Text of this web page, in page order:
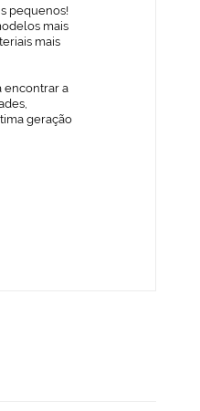
pequenos!
mais
mais
encontrar a
geração